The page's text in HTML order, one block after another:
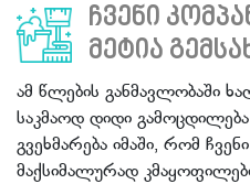
ჩვენი
მეტია
ამ წლების განმავლობაში
საკმაოდ დიდი
გვეხმარება იმაში, რომ
მაქსიმალურად